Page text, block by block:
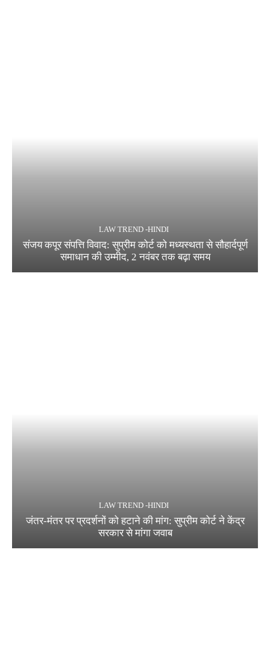
LAW TREND -HINDI
संजय कपूर संपत्ति विवाद: सुप्रीम कोर्ट को मध्यस्थता से सौहार्दपूर्ण
समाधान की उम्मीद, 2 नवंबर तक बढ़ा समय
LAW TREND -HINDI
जंतर-मंतर पर प्रदर्शनों को हटाने की मांग: सुप्रीम कोर्ट ने केंद्र
सरकार से मांगा जवाब